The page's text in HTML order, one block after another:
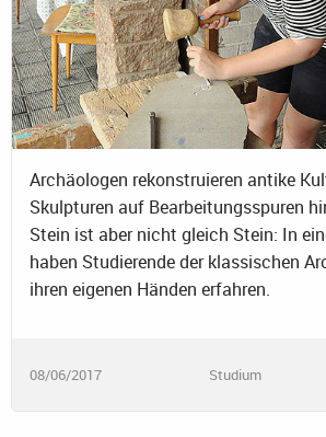
Archäologen rekonstruieren antike
Skulpturen auf Bearbeitungsspuren
Stein ist aber nicht gleich Stein: In
haben Studierende der klassischen
ihren eigenen Händen erfahren.
08/06/2017 Studium